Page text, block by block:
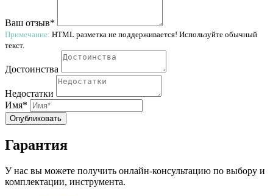
Ваш отзыв*
Примечание: HTML разметка не поддерживается! Используйте обычный
текст.
Достоинства
Недостатки
Имя*
Опубликовать
Гарантия
У нас вы можете получить онлайн-консультацию по выбору и
комплектации, инструмента.